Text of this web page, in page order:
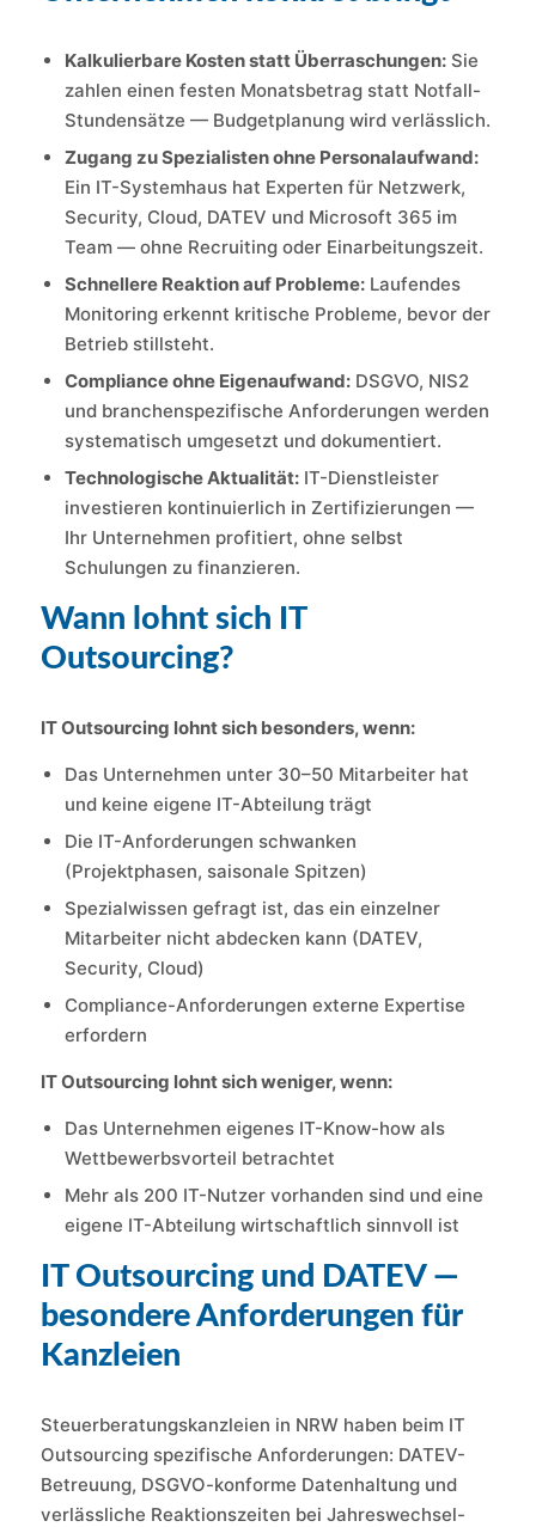
Kalkulierbare Kosten statt Überraschungen: Sie
zahlen einen festen Monatsbetrag statt Notfall-
Stundensätze — Budgetplanung wird verlässlich.
Zugang zu Spezialisten ohne Personalaufwand:
Ein IT-Systemhaus hat Experten für Netzwerk,
Security, Cloud, DATEV und Microsoft 365 im
Team — ohne Recruiting oder Einarbeitungszeit.
Schnellere Reaktion auf Probleme: Laufendes
Monitoring erkennt kritische Probleme, bevor der
Betrieb stillsteht.
Compliance ohne Eigenaufwand: DSGVO, NIS2
und branchenspezifische Anforderungen werden
systematisch umgesetzt und dokumentiert.
Technologische Aktualität: IT-Dienstleister
investieren kontinuierlich in Zertifizierungen —
Ihr Unternehmen profitiert, ohne selbst
Schulungen zu finanzieren.
Wann lohnt sich IT
Outsourcing?
IT Outsourcing lohnt sich besonders, wenn:
Das Unternehmen unter 30–50 Mitarbeiter hat
und keine eigene IT-Abteilung trägt
Die IT-Anforderungen schwanken
(Projektphasen, saisonale Spitzen)
Spezialwissen gefragt ist, das ein einzelner
Mitarbeiter nicht abdecken kann (DATEV,
Security, Cloud)
Compliance-Anforderungen externe Expertise
erfordern
IT Outsourcing lohnt sich weniger, wenn:
Das Unternehmen eigenes IT-Know-how als
Wettbewerbsvorteil betrachtet
Mehr als 200 IT-Nutzer vorhanden sind und eine
eigene IT-Abteilung wirtschaftlich sinnvoll ist
IT Outsourcing und DATEV —
besondere Anforderungen für
Kanzleien
Steuerberatungskanzleien in NRW haben beim IT
Outsourcing spezifische Anforderungen: DATEV-
Betreuung, DSGVO-konforme Datenhaltung und
verlässliche Reaktionszeiten bei Jahreswechsel-